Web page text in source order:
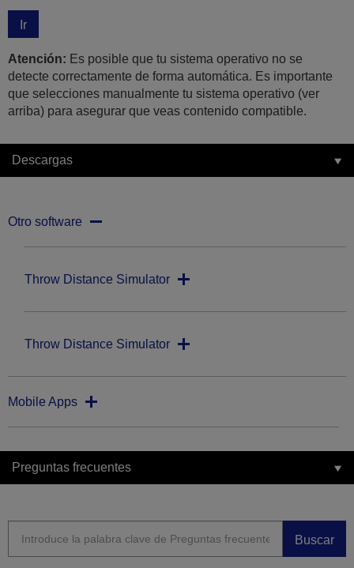
Ir
Atención: Es posible que tu sistema operativo no se
detecte correctamente de forma automática. Es importante
que selecciones manualmente tu sistema operativo (ver
arriba) para asegurar que veas contenido compatible.
Descargas
Otro software
Throw Distance Simulator
Throw Distance Simulator
Mobile Apps
Preguntas frecuentes
Buscar